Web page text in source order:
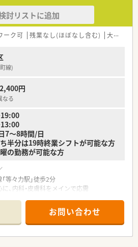
本道で分かりやすく、地域の方々に長く愛
薬局です。
生まれています。
剤師が在籍しており、安心して業務に集中
です。
討リストに追加
ーク可 残業なし(ほぼなし含む) 大手チェーン以外
線)
円
なる
～8時間/日
半分は19時終業シフトが可能な方
の勤務が可能な方
「等々力駅」徒歩2分
に、内科・皮膚科をメインで応需
常勤1名（事務1名）
から応需があり、幅広い処方箋に携わるこ
お問い合わせ